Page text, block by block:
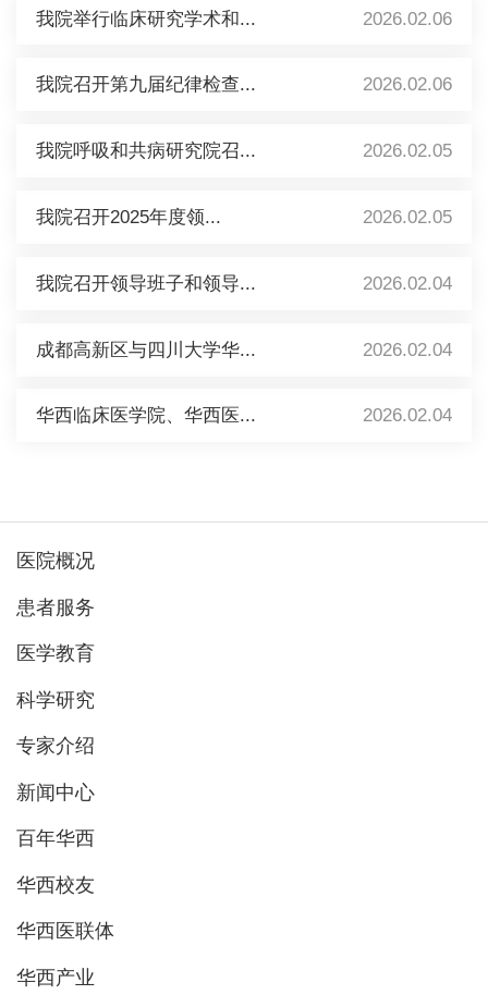
我院举行临床研究学术和... 2026.02.06
我院召开第九届纪律检查... 2026.02.06
我院呼吸和共病研究院召... 2026.02.05
我院召开2025年度领... 2026.02.05
我院召开领导班子和领导... 2026.02.04
成都高新区与四川大学华... 2026.02.04
华西临床医学院、华西医... 2026.02.04
医院概况
患者服务
医学教育
科学研究
专家介绍
新闻中心
百年华西
华西校友
华西医联体
华西产业